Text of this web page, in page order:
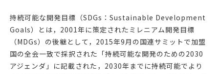
持続可能な開発目標（SDGs：Sustainable Development
Goals）とは，2001年に策定されたミレニアム開発目標
（MDGs）の後継として，2015年9月の国連サミットで加盟
国の全会一致で採択された「持続可能な開発のための2030
アジェンダ」に記載された，2030年までに持続可能でより